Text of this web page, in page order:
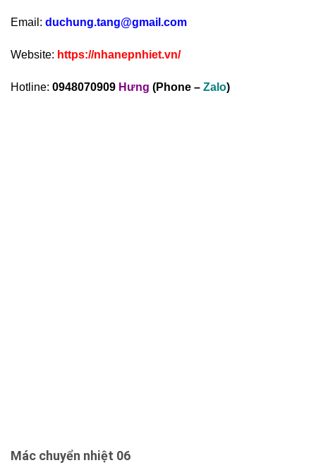
Email: duchung.tang@gmail.com
Website: https://nhanepnhiet.vn/
Hotline: 0948070909 Hưng (Phone – Zalo)
Mác chuyển nhiệt 06